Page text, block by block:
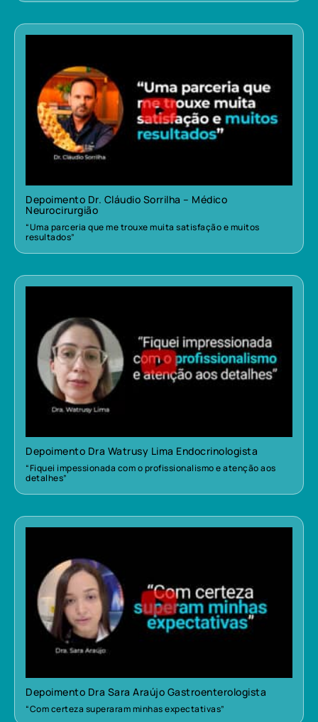
Depoimento Dr. Cláudio Sorrilha – Médico
Neurocirurgião
“Uma parceria que me trouxe muita satisfação e muitos
resultados”
Depoimento Dra Watrusy Lima Endocrinologista
“Fiquei impessionada com o profissionalismo e atenção aos
detalhes”
Depoimento Dra Sara Araújo Gastroenterologista
“Com certeza superaram minhas expectativas”